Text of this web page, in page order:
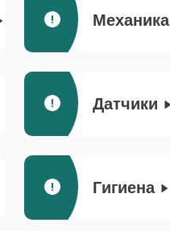
Механика
Датчики
Гигиена